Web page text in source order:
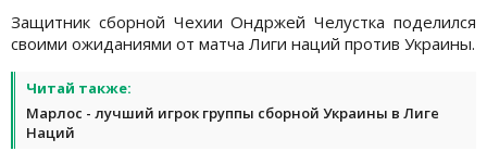
Защитник сборной Чехии Ондржей Челустка поделился
своими ожиданиями от матча Лиги наций против Украины.
Читай также:
Марлос - лучший игрок группы сборной Украины в Лиге
Наций